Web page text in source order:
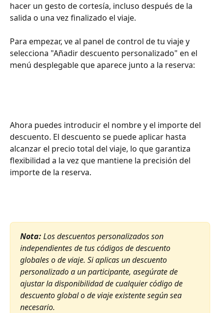
hacer un gesto de cortesía, incluso después de la
salida o una vez finalizado el viaje.
Para empezar, ve al panel de control de tu viaje y
selecciona "Añadir descuento personalizado" en el
menú desplegable que aparece junto a la reserva:
Ahora puedes introducir el nombre y el importe del
descuento. El descuento se puede aplicar hasta
alcanzar el precio total del viaje, lo que garantiza
flexibilidad a la vez que mantiene la precisión del
importe de la reserva.
Nota: Los descuentos personalizados son
independientes de tus códigos de descuento
globales o de viaje. Si aplicas un descuento
personalizado a un participante, asegúrate de
ajustar la disponibilidad de cualquier código de
descuento global o de viaje existente según sea
necesario.